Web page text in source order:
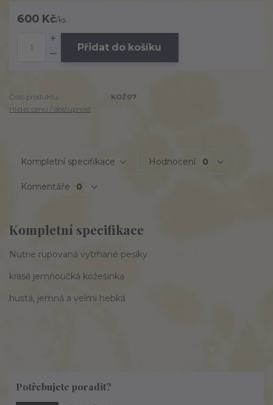
600 Kč/ks
Přidat do košíku
Číslo produktu:
KOŽ07
Hlídat cenu / dostupnost
Kompletní specifikace Hodnocení 0
Komentáře 0
Kompletní specifikace
Nutrie rupovaná vytrhané pesíky
krasě jemňoučká kožešinka
hustá, jemná a velmi hebká
Potřebujete poradit?